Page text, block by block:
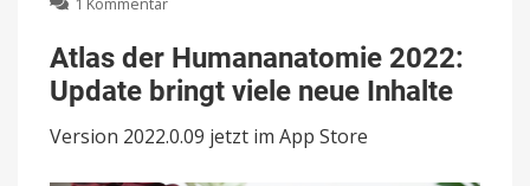
der
Humananatomie
2022:
bringt
Atlas der Humananatomie 2022:
Update bringt viele neue Inhalte
Version 2022.0.09 jetzt im App Store